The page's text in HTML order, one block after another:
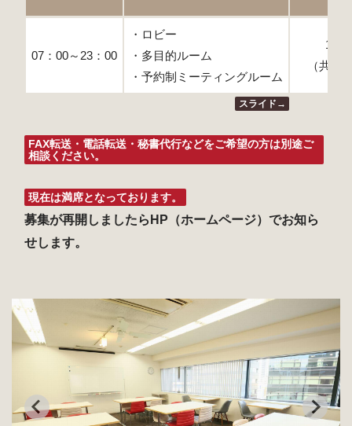
07：00～23：00
・ロビー
・多目的ルーム
・予約制ミーティングルーム
（共益
スライド→
FAX転送・電話転送・秘書代行などをご希望の方は別途ご
相談ください。
現在は満席となっております。
募集が再開しましたらHP（ホームページ）でお知ら
せします。